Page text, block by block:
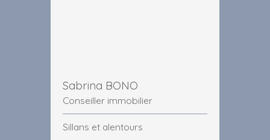
Sabrina BONO
Conseiller immobilier
Sillans et alentours